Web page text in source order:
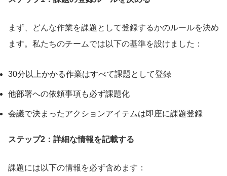
まず、どんな作業を課題として登録するかのルールを決め
ます。私たちのチームでは以下の基準を設けました：
30分以上かかる作業はすべて課題として登録
他部署への依頼事項も必ず課題化
会議で決まったアクションアイテムは即座に課題登録
ステップ2：詳細な情報を記載する
課題には以下の情報を必ず含めます：